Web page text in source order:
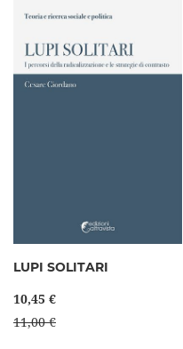
LUPI SOLITARI
10,45 €
11,00 €